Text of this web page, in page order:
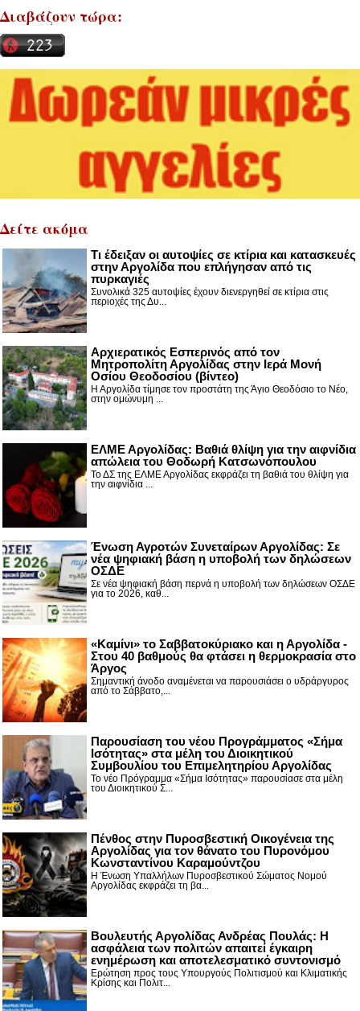
Διαβάζουν τώρα:
Δείτε ακόμα
Τι έδειξαν οι αυτοψίες σε κτίρια και κατασκευές
στην Αργολίδα που επλήγησαν από τις
πυρκαγιές
Συνολικά 325 αυτοψίες έχουν διενεργηθεί σε κτίρια στις
περιοχές της Δυ...
Αρχιερατικός Εσπερινός από τον
Μητροπολίτη Αργολίδας στην Ιερά Μονή
Οσίου Θεοδοσίου (βίντεο)
Η Αργολίδα τίμησε τον προστάτη της Άγιο Θεοδόσιο το Νέο,
στην ομώνυμη ...
ΕΛΜΕ Αργολίδας: Βαθιά θλίψη για την αιφνίδια
απώλεια του Θοδωρή Κατσωνόπουλου
Το ΔΣ της ΕΛΜΕ Αργολίδας εκφράζει τη βαθιά του θλίψη για
την αιφνίδια ...
Ένωση Αγροτών Συνεταίρων Αργολίδας: Σε
νέα ψηφιακή βάση η υποβολή των δηλώσεων
ΟΣΔΕ
Σε νέα ψηφιακή βάση περνά η υποβολή των δηλώσεων ΟΣΔΕ
για το 2026, καθ...
«Καμίνι» το Σαββατοκύριακο και η Αργολίδα -
Στου 40 βαθμούς θα φτάσει η θερμοκρασία στο
Άργος
Σημαντική άνοδο αναμένεται να παρουσιάσει ο υδράργυρος
από το Σάββατο,...
Παρουσίαση του νέου Προγράμματος «Σήμα
Ισότητας» στα μέλη του Διοικητικού
Συμβουλίου του Επιμελητηρίου Αργολίδας
Το νέο Πρόγραμμα «Σήμα Ισότητας» παρουσίασε στα μέλη
του Διοικητικού Σ...
Πένθος στην Πυροσβεστική Οικογένεια της
Αργολίδας για τον θάνατο του Πυρονόμου
Κωνσταντίνου Καραμούντζου
Η Ένωση Υπαλλήλων Πυροσβεστικού Σώματος Νομού
Αργολίδας εκφράζει τη βα...
Βουλευτής Αργολίδας Ανδρέας Πουλάς: Η
ασφάλεια των πολιτών απαιτεί έγκαιρη
ενημέρωση και αποτελεσματικό συντονισμό
Ερώτηση προς τους Υπουργούς Πολιτισμού και Κλιματικής
Κρίσης και Πολιτ...